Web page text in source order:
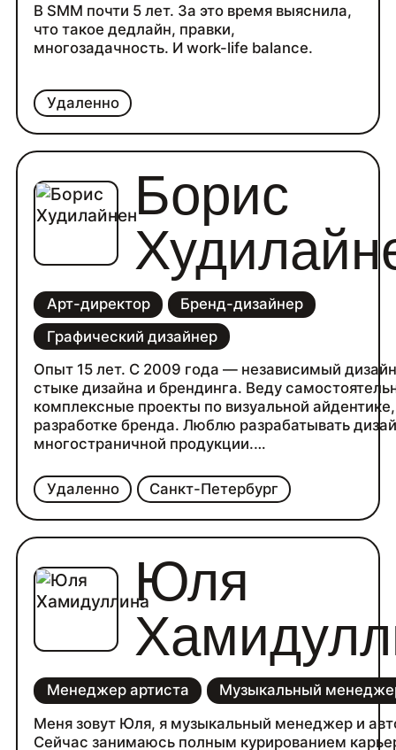
Удаленно
В SMM почти 5 лет. За это время выяснила,
что такое дедлайн, правки,
многозадачность. И work-life balance.
Удаленно Санкт-Петербург
Борис
Арт-директор
Бренд-дизайнер
Графический дизайнер
Опыт 15 лет. С 2009 года — независимый
стыке дизайна и брендинга. Веду
комплексные проекты по визуальной айдентике,
разработке бренда. Люблю разрабатывать
многостраничной продукции.
направлений (иллюстраторы, 3D специалисты,
технические дизайнеры и т.д.).
Разрабатываю смысловые и визуальные
для проектов. Самостоятельно делаю дизайн
Юля
Менеджер артиста
Музыкальный
Меня зовут Юля, я музыкальный менеджер и
Сейчас занимаюсь полным курированием